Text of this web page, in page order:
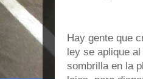
Hay gente que
ley se aplique
sombrilla en la